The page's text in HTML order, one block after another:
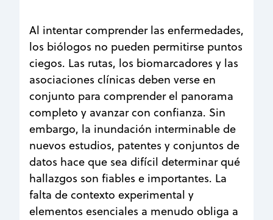
Al intentar comprender las enfermedades,
los biólogos no pueden permitirse puntos
ciegos. Las rutas, los biomarcadores y las
asociaciones clínicas deben verse en
conjunto para comprender el panorama
completo y avanzar con confianza. Sin
embargo, la inundación interminable de
nuevos estudios, patentes y conjuntos de
datos hace que sea difícil determinar qué
hallazgos son fiables e importantes. La
falta de contexto experimental y
elementos esenciales a menudo obliga a